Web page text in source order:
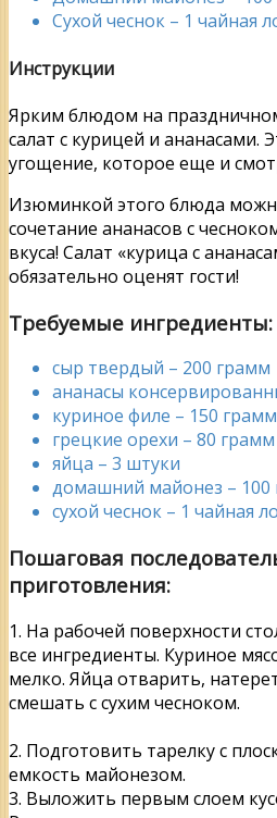
Сухой чеснок – 1 чайная
Инструкции
Ярким блюдом на
салат с курицей и ананасами.
угощение, которое еще и
Изюминкой этого блюда
сочетание ананасов с
вкуса! Салат «курица с
обязательно оценят гости!
Требуемые ингредиенты:
сыр твердый – 200 грамм
ананасы
куриное филе – 150 грамм
грецкие орехи – 80 грамм
яйца – 3 штуки
домашний майонез – 100
сухой чеснок – 1 чайная
Пошаговая
приготовления:
1. На рабочей поверхности
все ингредиенты. Куриное
мелко. Яйца отварить,
смешать с сухим чесноком.
2. Подготовить тарелку с
емкость майонезом.
3. Выложить первым слоем